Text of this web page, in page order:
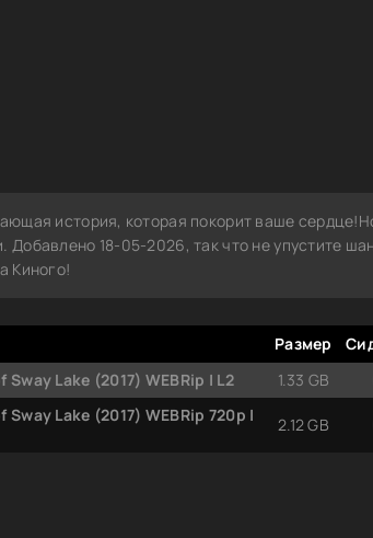
история, которая покорит ваше
18-05-2026, так что не упустите
Киного!
Размер
Lake (2017) WEBRip | L2
1.33 GB
Lake (2017) WEBRip 720p |
2.12 GB